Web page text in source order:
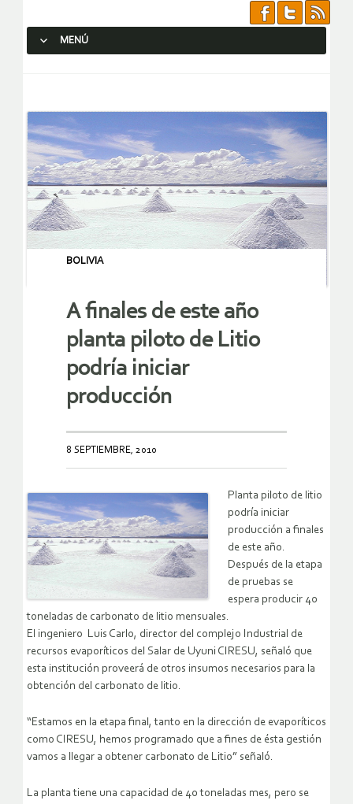
MENÚ
BOLIVIA
A finales de este año
planta piloto de Litio
podría iniciar
producción
8 SEPTIEMBRE, 2010
Planta piloto de litio
podría iniciar
producción a finales
de este año.
Después de la etapa
de pruebas se
espera producir 40
toneladas de carbonato de litio mensuales.
El ingeniero Luis Carlo, director del complejo Industrial de
recursos evaporíticos del Salar de Uyuni CIRESU, señaló que
esta institución proveerá de otros insumos necesarios para la
obtención del carbonato de litio.
“Estamos en la etapa final, tanto en la dirección de evaporíticos
como CIRESU, hemos programado que a fines de ésta gestión
vamos a llegar a obtener carbonato de Litio” señaló.
La planta tiene una capacidad de 40 toneladas mes, pero se